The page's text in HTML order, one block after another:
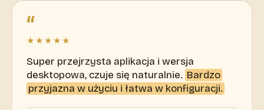
“
★★★★★
Super przejrzysta aplikacja i wersja
desktopowa, czuje się naturalnie. Bardzo
przyjazna w użyciu i łatwa w konfiguracji.